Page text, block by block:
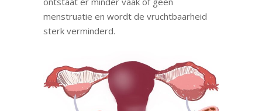
menstruatie en wordt de vruchtbaarheid
sterk verminderd.